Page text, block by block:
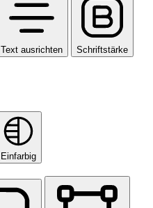
Text ausrichten Schriftstärke
Einfarbig